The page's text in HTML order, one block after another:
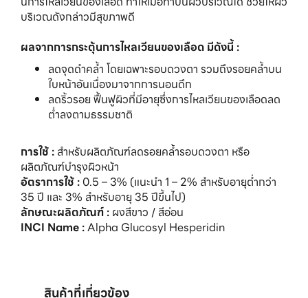
บริเวณดังกล่าวมีสุขภาพดี
ผลจากการกระตุ้นการไหลเวียนของเลือด มีดังนี้ :
ลดจุดดำคล้ำ โดยเฉพาะรอบดวงตา รวมถึงรอยคล้ำบน
ใบหน้าอันเนื่องมาจากการนอนดึก
ลดริ้วรอย ฟื้นฟูผิวที่มีอายุซึ่งการไหลเวียนของเลือดลด
ต่ำลงตามธรรมชาติ
การใช้ : สำหรับผลิตภัณฑ์ลดรอยคล้ำรอบดวงตา หรือ
ผลิตภัณฑ์บำรุงผิวหน้า
อัตราการใช้ : 0.5 – 3% (แนะนำ 1 – 2% สำหรับอายุต่ำกว่า
35 ปี และ 3% สำหรับอายุ 35 ปีขึ้นไป)
ลักษณะผลิตภัณฑ์ : ผงสีขาว / สีอ่อน
INCI Name :Alpha Glucosyl Hesperidin